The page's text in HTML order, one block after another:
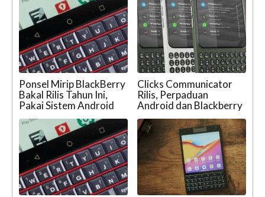
Ponsel Mirip BlackBerry
Bakal Rilis Tahun Ini,
Pakai Sistem Android
Clicks Communicator
Rilis, Perpaduan
Android dan Blackberry